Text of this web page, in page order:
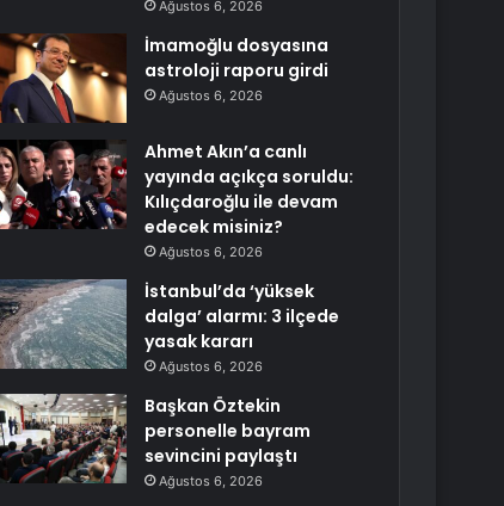
Ağustos 6, 2026
İmamoğlu dosyasına
astroloji raporu girdi
Ağustos 6, 2026
Ahmet Akın’a canlı
yayında açıkça soruldu:
Kılıçdaroğlu ile devam
edecek misiniz?
Ağustos 6, 2026
İstanbul’da ‘yüksek
dalga’ alarmı: 3 ilçede
yasak kararı
Ağustos 6, 2026
Başkan Öztekin
personelle bayram
sevincini paylaştı
Ağustos 6, 2026